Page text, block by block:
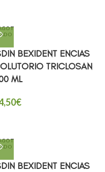
ADO
BEXIDENT ENCIAS
TRICLOSAN
ML
€
ADO
BEXIDENT ENCIAS